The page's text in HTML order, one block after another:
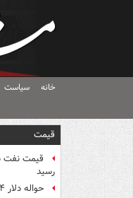
خانه سیاست
قیمت
رسید
حواله دلار ۱۵۴ هزار و ۴۵۱ تومان شد